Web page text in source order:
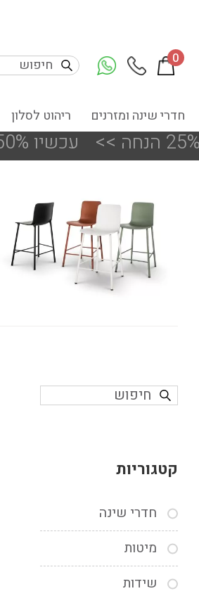
0
חדרי שינה ומזרנים ריהוט לסלון
!!! עכשיו 50%-30% הנחה על פריטים מעודפים ותצוגות הסניפים <<
קטגוריות
חדרי שינה
מיטות
שידות